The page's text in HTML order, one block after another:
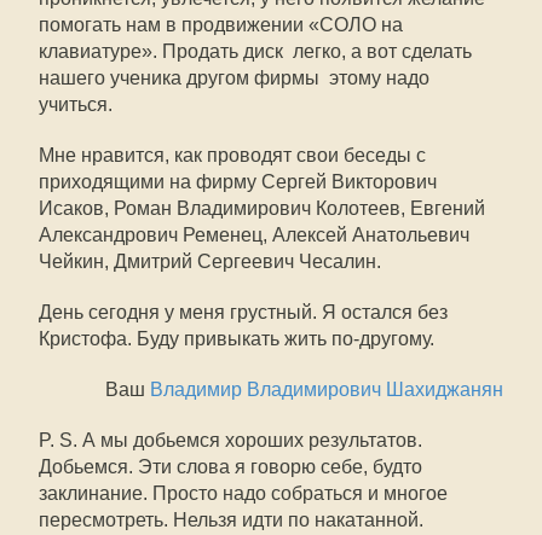
помогать нам в продвижении «СОЛО на
клавиатуре». Продать диск  легко, а вот сделать
нашего ученика другом фирмы  этому надо
учиться.
Мне нравится, как проводят свои беседы с
приходящими на фирму Сергей Викторович
Исаков, Роман Владимирович Колотеев, Евгений
Александрович Ременец, Алексей Анатольевич
Чейкин, Дмитрий Сергеевич Чесалин.
День сегодня у меня грустный. Я остался без
Кристофа. Буду привыкать жить по-другому.
Ваш Владимир Владимирович Шахиджанян
P. S. А мы добьемся хороших результатов.
Добьемся. Эти слова я говорю себе, будто
заклинание. Просто надо собраться и многое
пересмотреть. Нельзя идти по накатанной.